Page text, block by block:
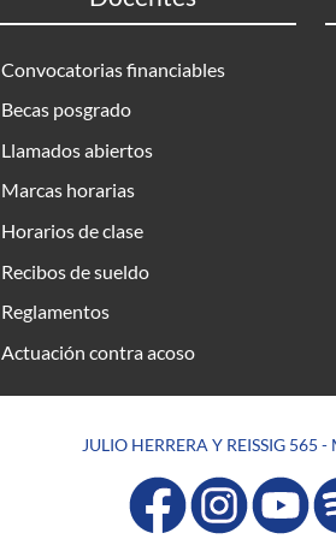
Convocatorias financiables
Becas posgrado
Llamados abiertos
Marcas horarias
Horarios de clase
Recibos de sueldo
Reglamentos
Actuación contra acoso
JULIO HERRERA Y REISSIG 565